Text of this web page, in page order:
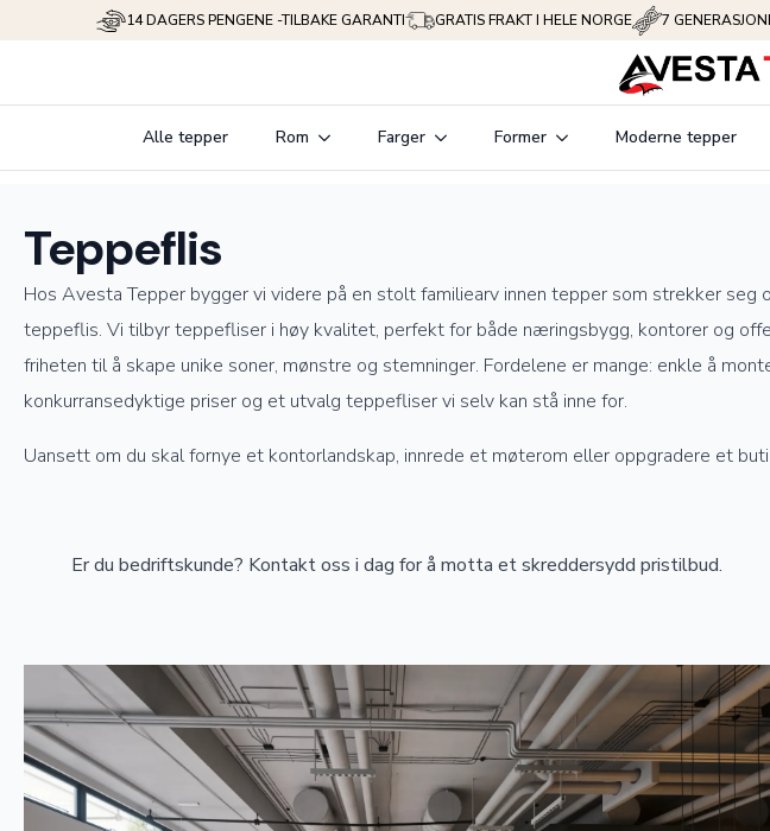
14 DAGERS PENGENE -TILBAKE GARANTI GRATIS FRAKT I HELE NORGE 7
Alle tepper Rom Farger Former Moderne tepper
Teppeflis
Hos Avesta Tepper bygger vi videre på en stolt familiearv innen tepper som strekker
teppeflis. Vi tilbyr teppefliser i høy kvalitet, perfekt for både næringsbygg, kontorer og
friheten til å skape unike soner, mønstre og stemninger. Fordelene er mange: enkle å
konkurransedyktige priser og et utvalg teppefliser vi selv kan stå inne for.
Uansett om du skal fornye et kontorlandskap, innrede et møterom eller oppgradere et
Er du bedriftskunde? Kontakt oss i dag for å motta et skreddersydd pristilbud.